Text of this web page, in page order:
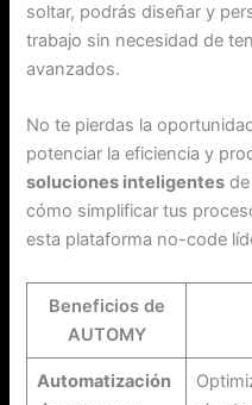
soltar, podrás diseñar y
trabajo sin necesidad de
avanzados.
No te pierdas la
potenciar la eficiencia y
soluciones inteligentes
cómo simplificar tus
esta plataforma no-code
Beneficios de
AUTOMY
Automatización